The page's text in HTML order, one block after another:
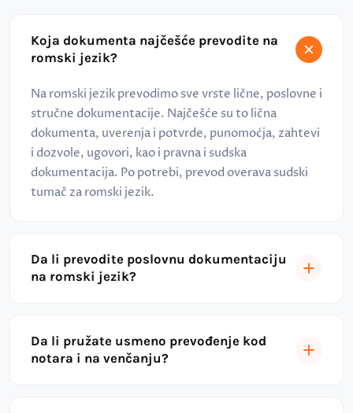
Koja dokumenta najčešće prevodite na
romski jezik?
Na romski jezik prevodimo sve vrste lične, poslovne i
stručne dokumentacije. Najčešće su to lična
dokumenta, uverenja i potvrde, punomoćja, zahtevi
i dozvole, ugovori, kao i pravna i sudska
dokumentacija. Po potrebi, prevod overava sudski
tumač za romski jezik.
Da li prevodite poslovnu dokumentaciju
na romski jezik?
Da li pružate usmeno prevođenje kod
notara i na venčanju?